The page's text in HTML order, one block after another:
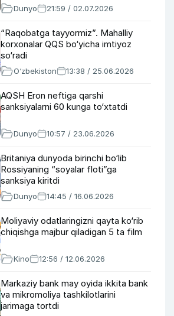
Dunyo 21:59 / 02.07.2026
“Raqobatga tayyormiz”. Mahalliy
korxonalar QQS bo‘yicha imtiyoz
so‘radi
O‘zbekiston 13:38 / 25.06.2026
AQSH Eron neftiga qarshi
sanksiyalarni 60 kunga to‘xtatdi
Dunyo 10:57 / 23.06.2026
Britaniya dunyoda birinchi bo‘lib
Rossiyaning “soyalar floti”ga
sanksiya kiritdi
Dunyo 14:45 / 16.06.2026
Moliyaviy odatlaringizni qayta ko‘rib
chiqishga majbur qiladigan 5 ta film
Kino 12:56 / 12.06.2026
Markaziy bank may oyida ikkita bank
va mikromoliya tashkilotlarini
jarimaga tortdi